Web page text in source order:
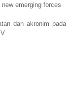
emerging forces
dan akronim pada